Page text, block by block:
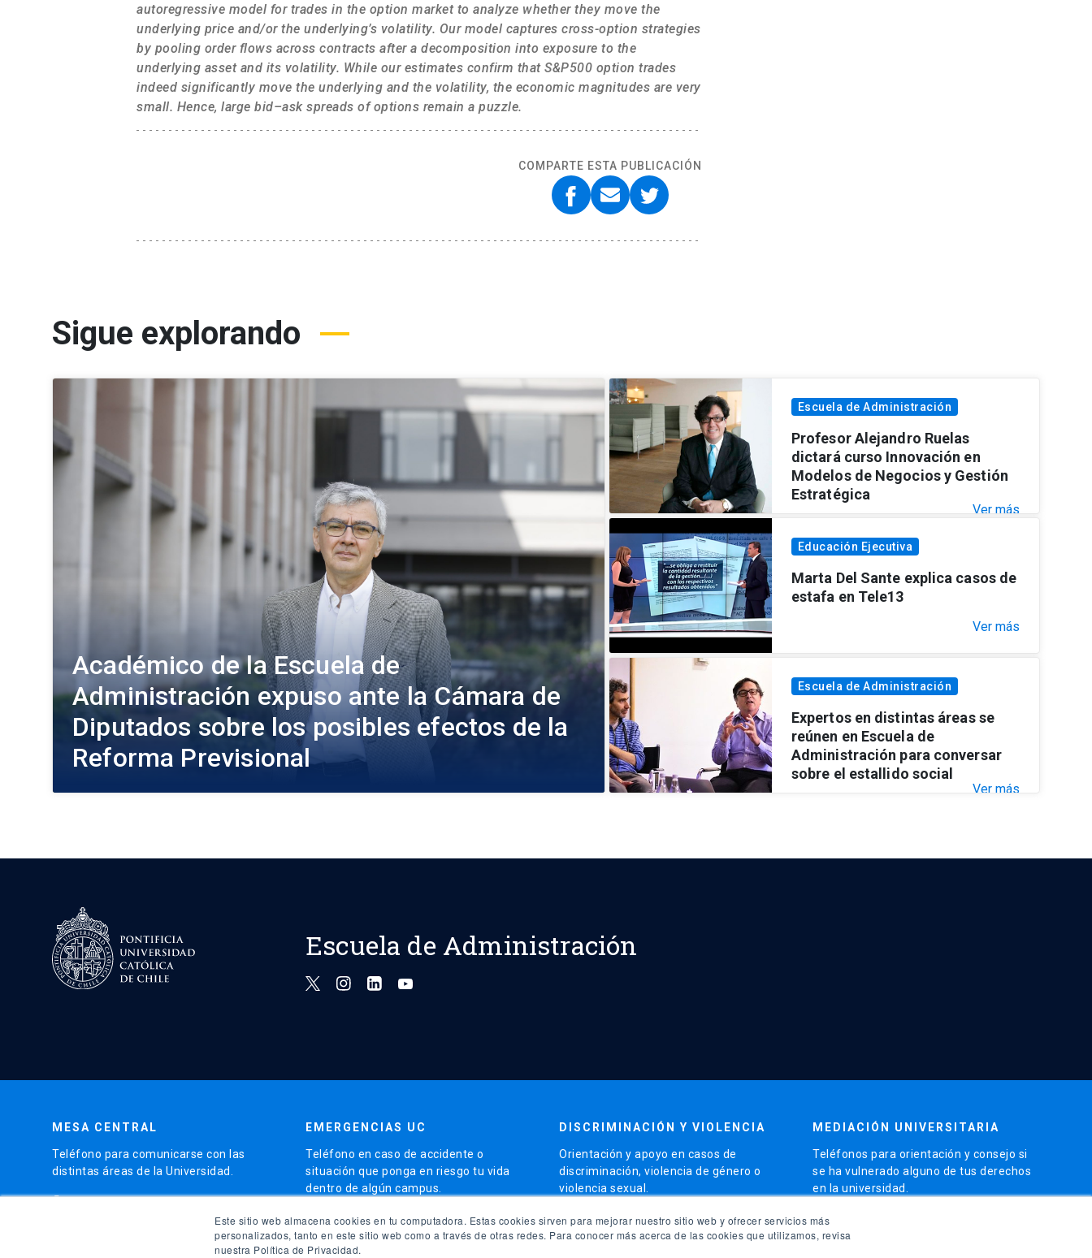
Este sitio web almacena cookies en tu computadora. Estas cookies sirven para mejorar nuestro sitio web y ofrecer servicios más
personalizados, tanto en este sitio web como a través de otras redes. Para conocer más acerca de las cookies que utilizamos, revisa
nuestra Política de Privacidad.
autoregressive model for trades in the option market to analyze whether they move the
underlying price and/or the underlying’s volatility. Our model captures cross-option strategies
by pooling order flows across contracts after a decomposition into exposure to the
underlying asset and its volatility. While our estimates confirm that S&P500 option trades
indeed significantly move the underlying and the volatility, the economic magnitudes are very
small. Hence, large bid–ask spreads of options remain a puzzle.
COMPARTE ESTA PUBLICACIÓN
Sigue explorando
Académico de la Escuela de
Administración expuso ante la Cámara de
Diputados sobre los posibles efectos de la
Reforma Previsional
Escuela de Administración
Profesor Alejandro Ruelas
dictará curso Innovación en
Modelos de Negocios y Gestión
Estratégica
Ver más
Educación Ejecutiva
Marta Del Sante explica casos de
estafa en Tele13
Ver más
Escuela de Administración
Expertos en distintas áreas se
reúnen en Escuela de
Administración para conversar
sobre el estallido social
Ver más
Escuela de Administración
MESA CENTRAL
Teléfono para comunicarse con las
distintas áreas de la Universidad.
phone
EMERGENCIAS UC
Teléfono en caso de accidente o
situación que ponga en riesgo tu vida
dentro de algún campus.
phone (56)95504 5000
DISCRIMINACIÓN Y VIOLENCIA
Orientación y apoyo en casos de
discriminación, violencia de género o
violencia sexual.
launch Contacto para apoyo
MEDIACIÓN UNIVERSITARIA
Teléfonos para orientación y consejo si
se ha vulnerado alguno de tus derechos
en la universidad.
phone